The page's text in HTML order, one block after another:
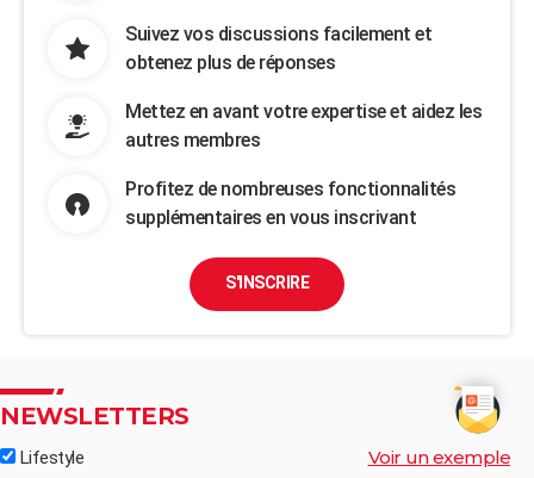
Suivez vos discussions facilement et
obtenez plus de réponses
Mettez en avant votre expertise et aidez les
autres membres
Profitez de nombreuses fonctionnalités
supplémentaires en vous inscrivant
S'INSCRIRE
NEWSLETTERS
Lifestyle Voir un exemple